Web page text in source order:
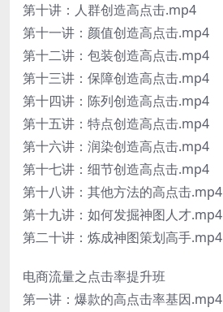
第十讲：人群创造高点击.mp4
第十一讲：颜值创造高点击.mp4
第十二讲：包装创造高点击.mp4
第十三讲：保障创造高点击.mp4
第十四讲：陈列创造高点击.mp4
第十五讲：特点创造高点击.mp4
第十六讲：润染创造高点击.mp4
第十七讲：细节创造高点击.mp4
第十八讲：其他方法的高点击.mp4
第十九讲：如何发掘神图人才.mp4
第二十讲：炼成神图策划高手.mp4
电商流量之点击率提升班
第一讲：爆款的高点击率基因.mp4